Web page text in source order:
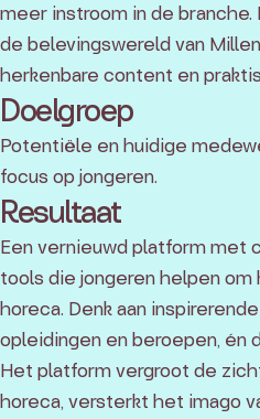
meer instroom in de branche.
de belevingswereld van
herkenbare content en
Doelgroep
Potentiële en huidige
focus op jongeren.
Resultaat
Een vernieuwd platform met
tools die jongeren helpen om
horeca. Denk aan
opleidingen en beroepen, én
Het platform vergroot de
horeca, versterkt het imago